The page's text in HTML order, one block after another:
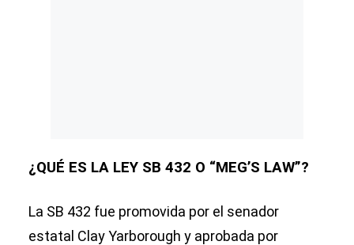
¿QUÉ ES LA LEY SB 432 O “MEG’S LAW”?
La SB 432 fue promovida por el senador
estatal Clay Yarborough y aprobada por